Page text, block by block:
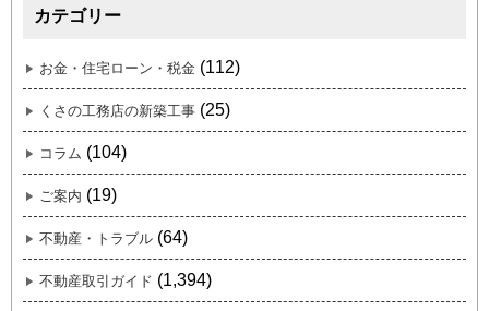
カテゴリー
お金・住宅ローン・税金 (112)
くさの工務店の新築工事 (25)
コラム (104)
ご案内 (19)
不動産・トラブル (64)
不動産取引ガイド (1,394)